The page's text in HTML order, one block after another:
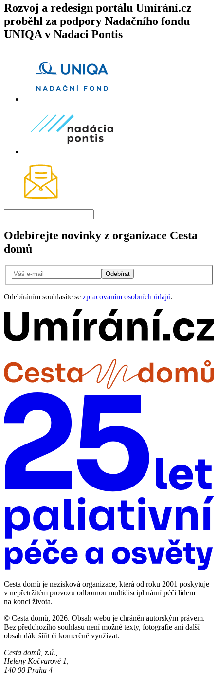
Rozvoj a redesign portálu Umírání.cz
proběhl za podpory Nadačního fondu
UNIQA v Nadaci Pontis
Odebírejte novinky z organizace Cesta
domů
Odebírat
Odebíráním souhlasíte se zpracováním osobních údajů.
Cesta domů je nezisková organizace, která od roku 2001 poskytuje
v nepřetržitém provozu odbornou multidisciplinární péči lidem
na konci života.
© Cesta domů, 2026. Obsah webu je chráněn autorským právem.
Bez předchozího souhlasu není možné texty, fotografie ani další
obsah dále šířit či komerčně využívat.
Cesta domů, z.ú.,
Heleny Kočvarové 1,
140 00 Praha 4